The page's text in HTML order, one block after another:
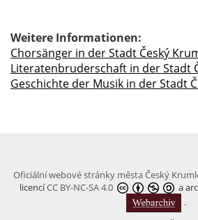
Weitere Informationen:
Chorsänger in der Stadt Český
Literatenbruderschaft in der Stadt
Geschichte der Musik in der Stadt
Oficiální webové stránky města Český
licencíCC BY-NC-SA 4.0
a
.